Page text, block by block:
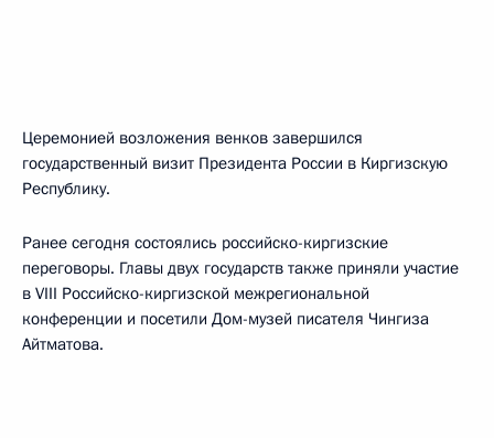
Церемонией возложения венков завершился
государственный визит Президента России в Киргизскую
Республику.
Ранее сегодня состоялись российско-киргизские
переговоры. Главы двух государств также приняли участие
в VIII Российско-киргизской межрегиональной
конференции и посетили Дом-музей писателя Чингиза
Айтматова.